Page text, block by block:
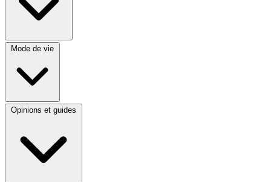
Mode de vie
Opinions et guides